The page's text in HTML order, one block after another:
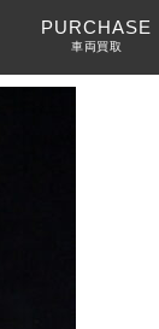
PURCHASE
車両買取